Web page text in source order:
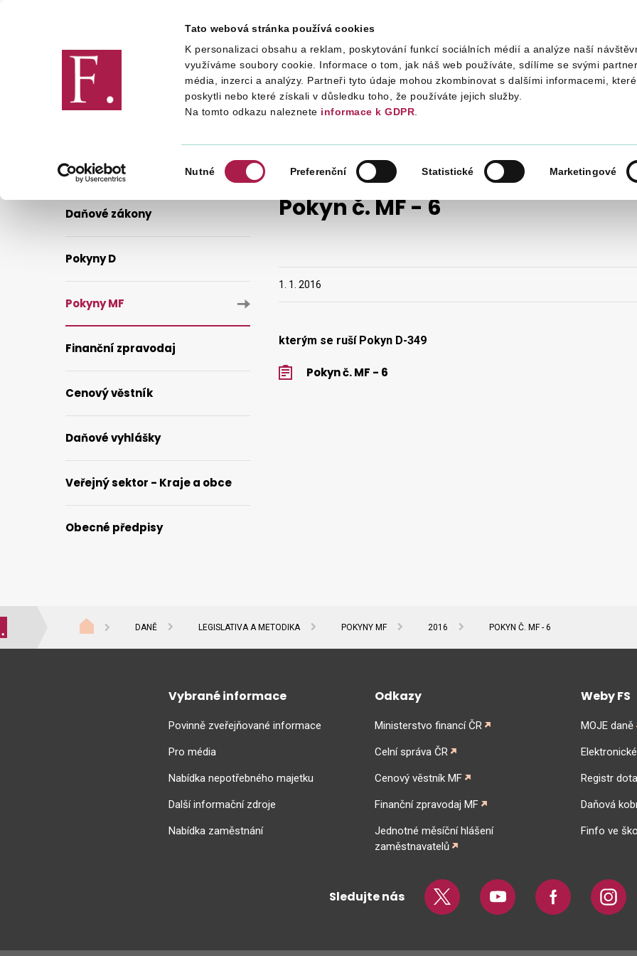
Tato webová stránka používá cookies
K personalizaci obsahu a reklam, poskytování funkcí sociálních médií a analýze naší
využíváme soubory cookie. Informace o tom, jak náš web používáte, sdílíme se svými
média, inzerci a analýzy. Partneři tyto údaje mohou zkombinovat s dalšími informacemi,
poskytli nebo které získali v důsledku toho, že používáte jejich služby.
Na tomto odkazu naleznete informace k GDPR.
souhlasu
Nutné Preferenční Statistické Marketingové
Finanční správa Daně Mezinárodní spolupráce
Pokyn č. MF - 6
1. 1. 2016
kterým se ruší Pokyn D-349
Pokyn č. MF - 6
Daňové zákony
Pokyny D
Pokyny MF
Finanční zpravodaj
Cenový věstník
Daňové vyhlášky
Veřejný sektor - Kraje a obce
Obecné předpisy
DANĚ LEGISLATIVA A METODIKA POKYNY MF 2016 POKYN Č. MF - 6
Vybrané informace
Povinně zveřejňované informace
Pro média
Nabídka nepotřebného majetku
Další informační zdroje
Nabídka zaměstnání
Odkazy
Ministerstvo financí ČR
Celní správa ČR
Cenový věstník MF
Finanční zpravodaj MF
Jednotné měsíční hlášení
zaměstnavatelů
Weby FS
MOJE daně
Registr
Daňová
Finfo ve
Sledujte nás Twitter Youtube Facebook